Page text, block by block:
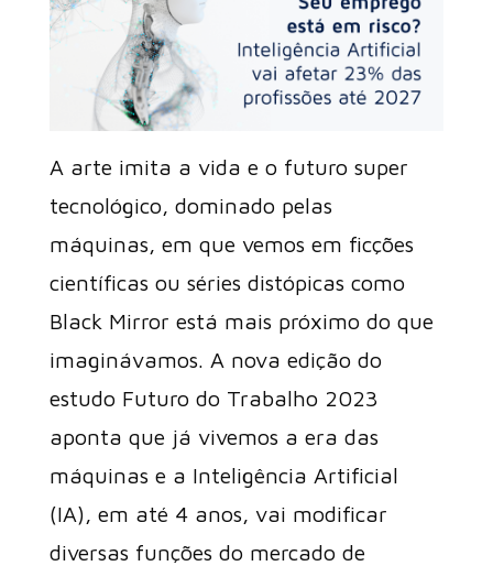
A arte imita a vida e o futuro super
tecnológico, dominado pelas
máquinas, em que vemos em ficções
científicas ou séries distópicas como
Black Mirror está mais próximo do que
imaginávamos. A nova edição do
estudo Futuro do Trabalho 2023
aponta que já vivemos a era das
máquinas e a Inteligência Artificial
(IA), em até 4 anos, vai modificar
diversas funções do mercado de